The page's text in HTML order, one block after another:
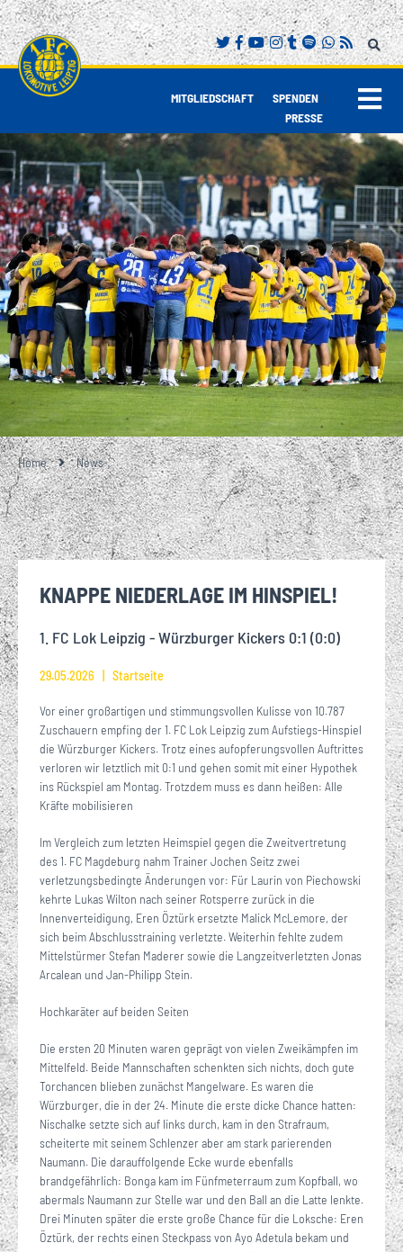
MITGLIEDSCHAFT| SPENDEN |
PRESSE
Home News
KNAPPE NIEDERLAGE IM HINSPIEL!
1. FC Lok Leipzig - Würzburger Kickers 0:1 (0:0)
29.05.2026 Startseite
Vor einer großartigen und stimmungsvollen Kulisse von 10.787
Zuschauern empfing der 1. FC Lok Leipzig zum Aufstiegs-Hinspiel
die Würzburger Kickers. Trotz eines aufopferungsvollen Auftrittes
verloren wir letztlich mit 0:1 und gehen somit mit einer Hypothek
ins Rückspiel am Montag. Trotzdem muss es dann heißen: Alle
Kräfte mobilisieren
Im Vergleich zum letzten Heimspiel gegen die Zweitvertretung
des 1. FC Magdeburg nahm Trainer Jochen Seitz zwei
verletzungsbedingte Änderungen vor: Für Laurin von Piechowski
kehrte Lukas Wilton nach seiner Rotsperre zurück in die
Innenverteidigung, Eren Öztürk ersetzte Malick McLemore, der
sich beim Abschlusstraining verletzte. Weiterhin fehlte zudem
Mittelstürmer Stefan Maderer sowie die Langzeitverletzten Jonas
Arcalean und Jan-Philipp Stein.
Hochkaräter auf beiden Seiten
Die ersten 20 Minuten waren geprägt von vielen Zweikämpfen im
Mittelfeld. Beide Mannschaften schenkten sich nichts, doch gute
Torchancen blieben zunächst Mangelware. Es waren die
Würzburger, die in der 24. Minute die erste dicke Chance hatten:
Nischalke setzte sich auf links durch, kam in den Strafraum,
scheiterte mit seinem Schlenzer aber am stark parierenden
Naumann. Die darauffolgende Ecke wurde ebenfalls
brandgefährlich: Bonga kam im Fünfmeterraum zum Kopfball, wo
abermals Naumann zur Stelle war und den Ball an die Latte lenkte.
Drei Minuten später die erste große Chance für die Loksche: Eren
Öztürk, der rechts einen Steckpass von Ayo Adetula bekam und